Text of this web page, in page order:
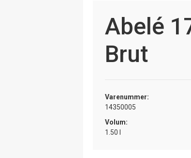
Abelé
Brut
Varenummer:
14350005
Volum:
1.50 l